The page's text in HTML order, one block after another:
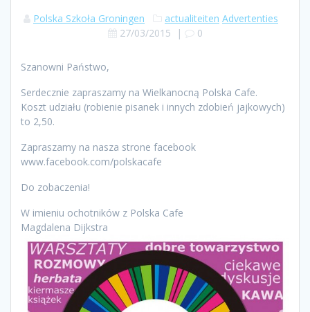
Polska Szkoła Groningen actualiteiten Advertenties
27/03/2015 | 0
Szanowni Państwo,
Serdecznie zapraszamy na Wielkanocną Polska Cafe.
Koszt udziału (robienie pisanek i innych zdobień jajkowych)
to 2,50.
Zapraszamy na nasza strone facebook
www.facebook.com/polskacafe
Do zobaczenia!
W imieniu ochotników z Polska Cafe
Magdalena Dijkstra